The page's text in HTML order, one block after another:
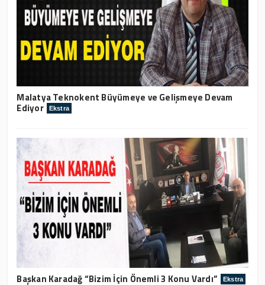
Malatya Teknokent Büyümeye ve Gelişmeye Devam
Ediyor Ekstra
Başkan Karadağ “Bizim İçin Önemli 3 Konu Vardı” Ekstra